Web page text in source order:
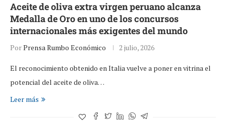
Aceite de oliva extra virgen peruano alcanza
Medalla de Oro en uno de los concursos
internacionales más exigentes del mundo
PorPrensa Rumbo Económico 2 julio, 2026
El reconocimiento obtenido en Italia vuelve a poner en vitrina el
potencial del aceite de oliva…
Leer más